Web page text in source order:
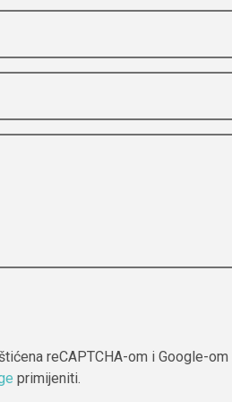
e-maila ili
reCAPTCHA-om i Google-om
primijeniti.